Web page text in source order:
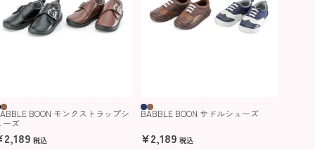
BOON モンクストラップシ
ーズ
2,189 税込
BABBLE BOON サドルシューズ
¥2,189 税込